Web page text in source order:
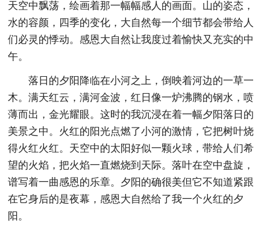
天空中飘荡，绘画着那一幅幅感人的画面。山的姿态，
水的容颜，四季的变化，大自然每一个细节都会带给人
们必灵的悸动。感恩大自然让我度过着愉快又充实的中
午。
落日的夕阳降临在小河之上，倒映着河边的一草一
木。满天红云，满河金波，红日像一炉沸腾的钢水，喷
薄而出，金光耀眼。这时的我沉浸在着一幅夕阳落日的
美景之中。火红的阳光点燃了小河的激情，它把树叶烧
得火红火红。天空中的太阳好似一颗火球，带给人们希
望的火焰，把火焰一直燃烧到天际。落叶在空中盘旋，
谱写着一曲感恩的乐章。夕阳的确很美但它不知道紧跟
在它身后的是夜幕，感恩大自然给了我一个火红的夕
阳。